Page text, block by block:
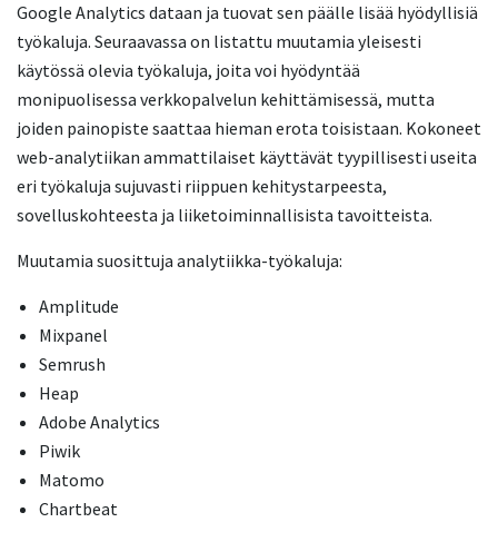
Google Analytics dataan ja tuovat sen päälle lisää hyödyllisiä
työkaluja. Seuraavassa on listattu muutamia yleisesti
käytössä olevia työkaluja, joita voi hyödyntää
monipuolisessa verkkopalvelun kehittämisessä, mutta
joiden painopiste saattaa hieman erota toisistaan. Kokoneet
web-analytiikan ammattilaiset käyttävät tyypillisesti useita
eri työkaluja sujuvasti riippuen kehitystarpeesta,
sovelluskohteesta ja liiketoiminnallisista tavoitteista.
Muutamia suosittuja analytiikka-työkaluja:
Amplitude
Mixpanel
Semrush
Heap
Adobe Analytics
Piwik
Matomo
Chartbeat